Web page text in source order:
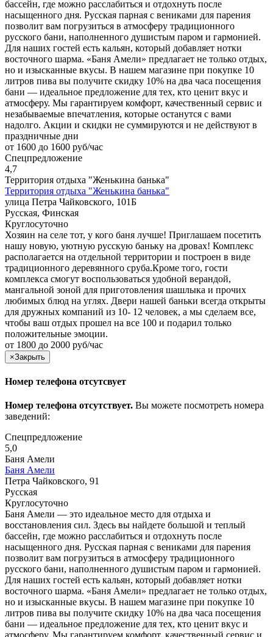
бассейн, где можно расслабиться и отдохнуть после
насыщенного дня. Русская парная с вениками для парения
позволит вам погрузиться в атмосферу традиционного
русского бани, наполненного душистым паром и гармонией.
Для наших гостей есть кальян, который добавляет нотки
восточного шарма. «Баня Амели» предлагает не только отдых,
но и изысканные вкусы. В нашем магазине при покупке 10
литров пива вы получите скидку 10% на два часа посещения
бани — идеальное предложение для тех, кто ценит вкус и
атмосферу. Мы гарантируем комфорт, качественный сервис и
незабываемые впечатления, которые останутся с вами
надолго. Акции и скидки не суммируются и не действуют в
праздничные дни
от 1600 до 1600 руб/час
Спецпредложение
4,7
Территория отдыха "Женькина банька"
Территория отдыха "Женькина банька"
улица Петра Чайковского, 101Б
Русская, Финская
Круглосуточно
Хозяин на селе тот, у кого баня лучше! Приглашаем посетить
нашу новую, уютную русскую баньку на дровах! Комплекс
располагается на отдельной территории и построен в виде
традиционного деревянного сруба.Кроме того, гости
комплекса смогут воспользоваться удобной верандой,
мангальной зоной для приготовления шашлыка и прочих
любимых блюд на углях. Двери нашей баньки всегда открыты
для дружных компаний из 10- 12 человек, а мы сделаем все,
чтобы ваш отдых прошел на все 100 и подарил только
положительные эмоции.
от 1800 до 2000 руб/час
×Закрыть
Номер телефона отсутсвует
Номер телефона отсутствует. Вы можете посмотреть номера
заведений:
Спецпредложение
5,0
Баня Амели
Баня Амели
Петра Чайковского, 91
Русская
Круглосуточно
Баня Амели — это идеальное место для отдыха и
восстановления сил. Здесь вы найдете большой и теплый
бассейн, где можно расслабиться и отдохнуть после
насыщенного дня. Русская парная с вениками для парения
позволит вам погрузиться в атмосферу традиционного
русского бани, наполненного душистым паром и гармонией.
Для наших гостей есть кальян, который добавляет нотки
восточного шарма. «Баня Амели» предлагает не только отдых,
но и изысканные вкусы. В нашем магазине при покупке 10
литров пива вы получите скидку 10% на два часа посещения
бани — идеальное предложение для тех, кто ценит вкус и
атмосферу. Мы гарантируем комфорт, качественный сервис и